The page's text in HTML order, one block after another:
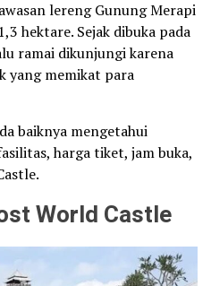
lereng Gunung Merapi
hektare. Sejak dibuka pada
ramai dikunjungi karena
yang memikat para
baiknya mengetahui
harga tiket, jam buka,
World Castle